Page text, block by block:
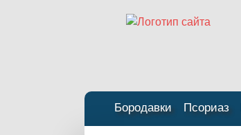
Бородавки Псориаз